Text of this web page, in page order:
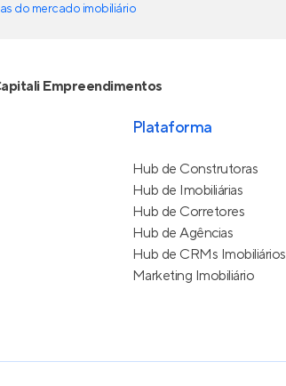
do mercado imobiliário
Empreendimentos
Plataforma
Hub de Construtoras
Hub de Imobiliárias
Hub de Corretores
Hub de Agências
Hub de CRMs Imobiliários
Marketing Imobiliário